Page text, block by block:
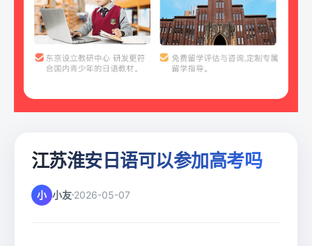
江苏淮安日语可以参加高考吗
小 小友 2026-05-07